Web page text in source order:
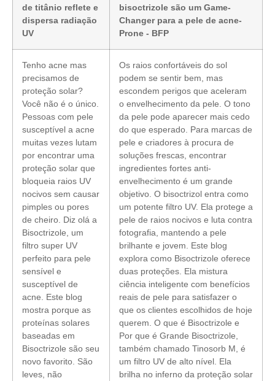
de titânio reflete e
dispersa radiação
UV
bisoctrizole são um Game-
Changer para a pele de acne-
Prone - BFP
Tenho acne mas
precisamos de
proteção solar?
Você não é o único.
Pessoas com pele
susceptível a acne
muitas vezes lutam
por encontrar uma
proteção solar que
bloqueia raios UV
nocivos sem causar
pimples ou pores
de cheiro. Diz olá a
Bisoctrizole, um
filtro super UV
perfeito para pele
sensível e
susceptível de
acne. Este blog
mostra porque as
proteínas solares
baseadas em
Bisoctrizole são seu
novo favorito. São
leves, não
Os raios confortáveis do sol
podem se sentir bem, mas
escondem perigos que aceleram
o envelhecimento da pele. O tono
da pele pode aparecer mais cedo
do que esperado. Para marcas de
pele e criadores à procura de
soluções frescas, encontrar
ingredientes fortes anti-
envelhecimento é um grande
objetivo. O bisoctrizol entra como
um potente filtro UV. Ela protege a
pele de raios nocivos e luta contra
fotografia, mantendo a pele
brilhante e jovem. Este blog
explora como Bisoctrizole oferece
duas proteções. Ela mistura
ciência inteligente com benefícios
reais de pele para satisfazer o
que os clientes escolhidos de hoje
querem. O que é Bisoctrizole e
Por que é Grande Bisoctrizole,
também chamado Tinosorb M, é
um filtro UV de alto nível. Ela
brilha no inferno da proteção solar